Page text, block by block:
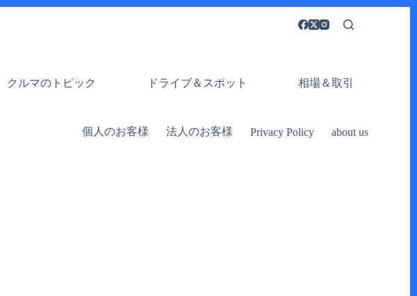
クルマのトピック ドライブ＆スポット 相場＆取引
個人のお客様 法人のお客様 Privacy Policy
about us